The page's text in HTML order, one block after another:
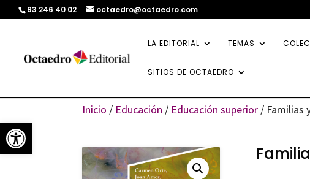
Abrir barra de herramientas
93 246 40 02 octaedro@octaedro.com
LA EDITORIAL TEMAS
SITIOS DE OCTAEDRO
Inicio / Educación / Educación superior / Familias